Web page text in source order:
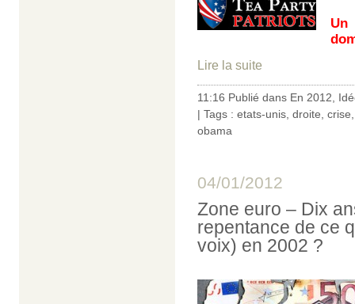
Lire la suite
11:16 Publié dans En 2012
| Tags : etats-unis droite crise
obama
04/01/2012
Zone euro – Dix
repentance de ce
voix) en 2002 ?